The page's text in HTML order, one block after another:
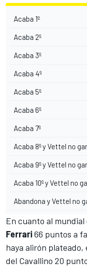
Acaba 1º
Acaba 2º
Acaba 3º
Acaba 4º
Acaba 5º
Acaba 6º
Acaba 7º
Acaba 8º y Vettel no
Acaba 9º y Vettel no
Acaba 10º y Vettel no
Abandona y Vettel no
En cuanto al mundial
Ferrari66 puntos a
haya alirón plateado,
del Cavallino 20